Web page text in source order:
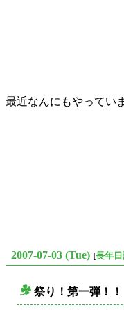
最近なんにもやってい
2007-07-03 (Tue) [長年
祭り！第一弾！！